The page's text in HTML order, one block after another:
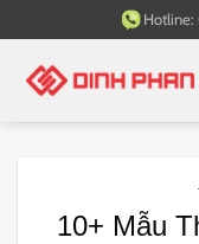
qua
Hotline:
10+ Mẫu